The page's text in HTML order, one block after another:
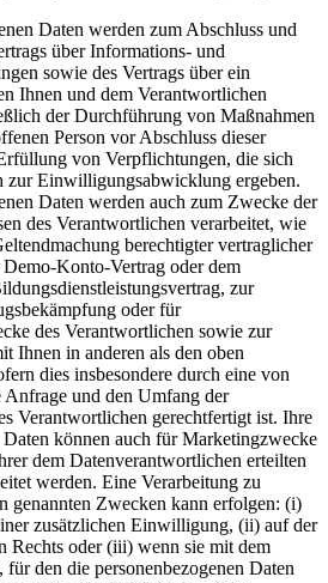
Daten werden zum Abschluss und
über Informations- und
sowie des Vertrags über ein
Ihnen und dem Verantwortlichen
der Durchführung von Maßnahmen
Person vor Abschluss dieser
von Verpflichtungen, die sich
zur Einwilligungsabwicklung ergeben.
Daten werden auch zum Zwecke der
des Verantwortlichen verarbeitet, wie
berechtigter vertraglicher
Konto-Vertrag oder dem
zur
oder für
des Verantwortlichen sowie zur
Ihnen in anderen als den oben
dies insbesondere durch eine von
Anfrage und den Umfang der
Verantwortlichen gerechtfertigt ist. Ihre
Daten können auch für Marketingzwecke
dem Datenverantwortlichen erteilten
werden. Eine Verarbeitung zu
genannten Zwecken kann erfolgen: (i)
zusätzlichen Einwilligung, (ii) auf der
Rechts oder (iii) wenn sie mit dem
den die personenbezogenen Daten